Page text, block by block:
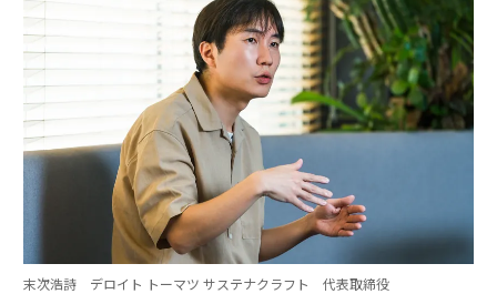
末次浩詩 デロイト トーマツ サステナクラフト 代表取締役